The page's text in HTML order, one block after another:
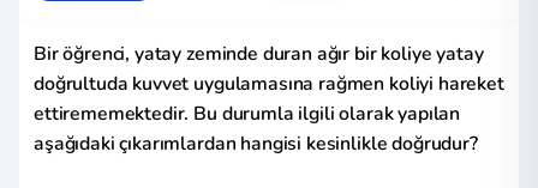
Bir öğrenci, yatay zeminde duran ağır bir koliye yatay
doğrultuda kuvvet uygulamasına rağmen koliyi hareket
ettirememektedir. Bu durumla ilgili olarak yapılan
aşağıdaki çıkarımlardan hangisi kesinlikle doğrudur?